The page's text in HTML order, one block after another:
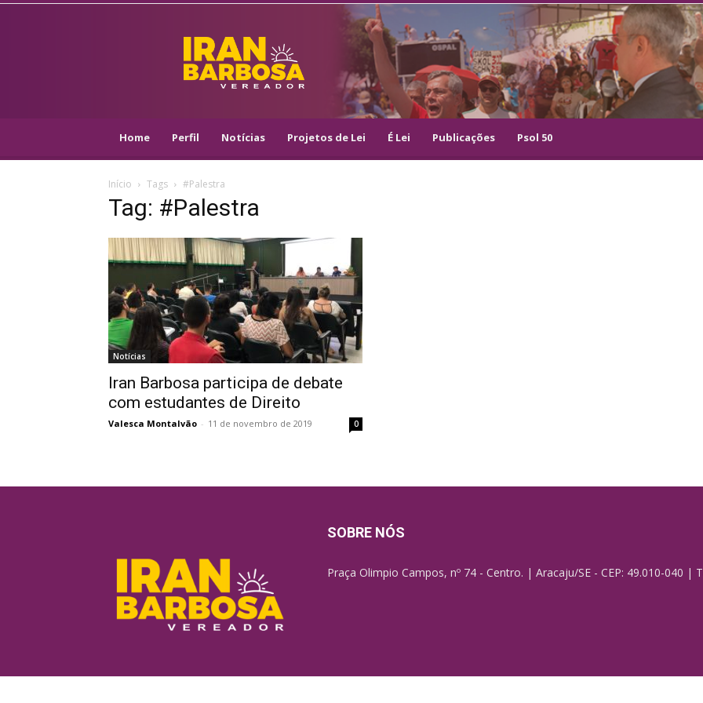
IRAN
BARBOSA
–
VEREADOR
–
Home Perfil Notícias Projetos de Lei É Lei Publicações Psol 50
Início Tags #Palestra
Tag: #Palestra
Notícias
Iran Barbosa participa de debate
com estudantes de Direito
Valesca Montalvão - 11 de novembro de 2019 0
SOBRE NÓS
Praça Olimpio Campos, nº 74 - Centro. | Aracaju/SE - CEP: 49.010-040 |